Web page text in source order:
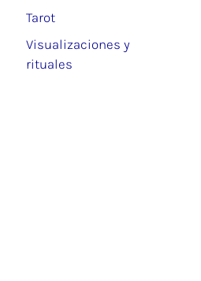
Tarot
Visualizaciones y
rituales